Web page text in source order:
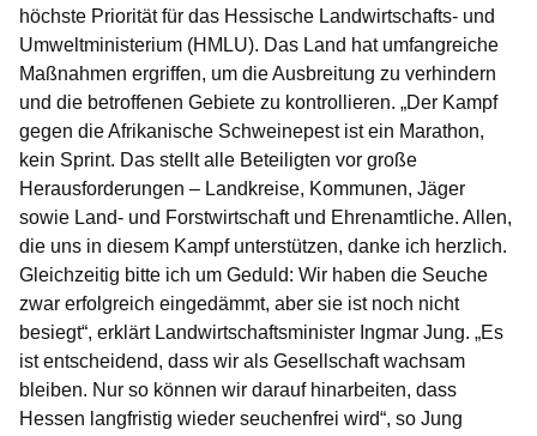
höchste Priorität für das Hessische Landwirtschafts- und
Umweltministerium (HMLU). Das Land hat umfangreiche
Maßnahmen ergriffen, um die Ausbreitung zu verhindern
und die betroffenen Gebiete zu kontrollieren. „Der Kampf
gegen die Afrikanische Schweinepest ist ein Marathon,
kein Sprint. Das stellt alle Beteiligten vor große
Herausforderungen – Landkreise, Kommunen, Jäger
sowie Land- und Forstwirtschaft und Ehrenamtliche. Allen,
die uns in diesem Kampf unterstützen, danke ich herzlich.
Gleichzeitig bitte ich um Geduld: Wir haben die Seuche
zwar erfolgreich eingedämmt, aber sie ist noch nicht
besiegt“, erklärt Landwirtschaftsminister Ingmar Jung. „Es
ist entscheidend, dass wir als Gesellschaft wachsam
bleiben. Nur so können wir darauf hinarbeiten, dass
Hessen langfristig wieder seuchenfrei wird“, so Jung